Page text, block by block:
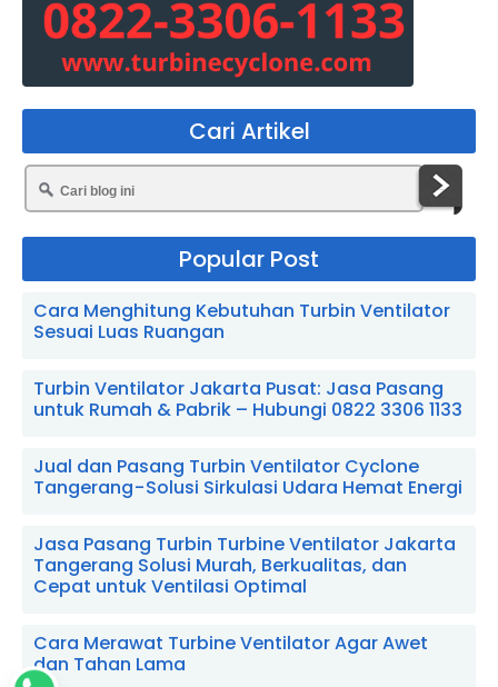
Cari Artikel
Popular Post
Cara Menghitung Kebutuhan Turbin Ventilator
Sesuai Luas Ruangan
Turbin Ventilator Jakarta Pusat: Jasa Pasang
untuk Rumah & Pabrik – Hubungi 0822 3306 1133
Jual dan Pasang Turbin Ventilator Cyclone
Tangerang - Solusi Sirkulasi Udara Hemat Energi
Jasa Pasang Turbin Turbine Ventilator Jakarta
Tangerang Solusi Murah, Berkualitas, dan
Cepat untuk Ventilasi Optimal
Cara Merawat Turbine Ventilator Agar Awet
dan Tahan Lama